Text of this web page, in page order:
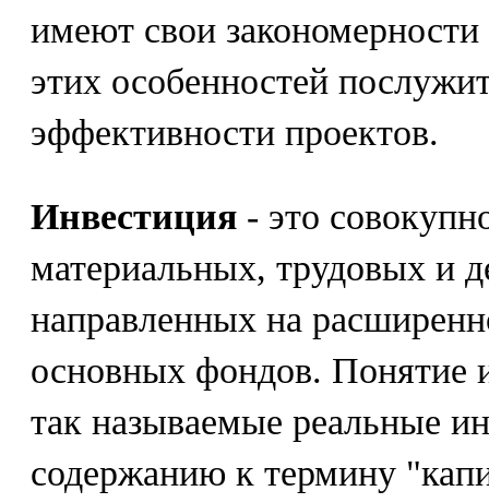
имеют свои
этих особенностей
эффективности проектов.
Инвестиция - это
материальных, трудовых и
направленных на
основных фондов. Понятие
так называемые реальные
содержанию к термину